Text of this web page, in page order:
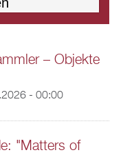
– Objekte
- 00:00
"Matters of